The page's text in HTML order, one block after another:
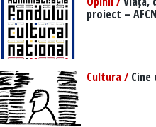
proiect –
Cultura /Cine